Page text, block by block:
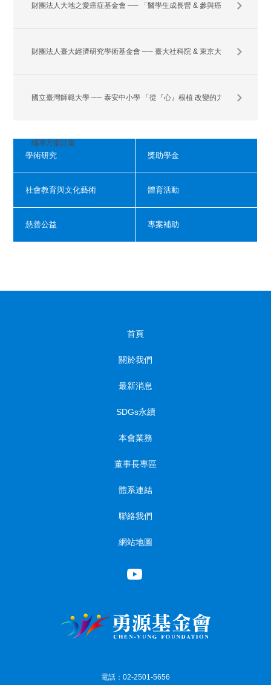
究
財團法人大地之愛癌症基金會 ── 「醫學生成長營 & 參與癌症相關活
動」計畫
財團法人臺大經濟研究學術基金會 ── 臺大社科院 & 東京大學 「實驗
社會科學」 聯合工作坊
國立臺灣師範大學 ── 泰安中小學 「從『心』根植 改變的力量」 學生
輔導方案計畫
學術研究 獎助學金
社會教育與文化藝術 體育活動
慈善公益 專案補助
首頁
關於我們
最新消息
SDGs永續
本會業務
董事長專區
體系連結
聯絡我們
網站地圖
電話：02-2501-5656